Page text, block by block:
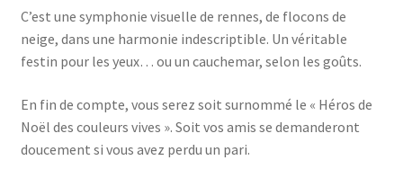
C’est une symphonie visuelle de rennes, de flocons de
neige, dans une harmonie indescriptible. Un véritable
festin pour les yeux… ou un cauchemar, selon les goûts.
En fin de compte, vous serez soit surnommé le « Héros de
Noël des couleurs vives ». Soit vos amis se demanderont
doucement si vous avez perdu un pari.